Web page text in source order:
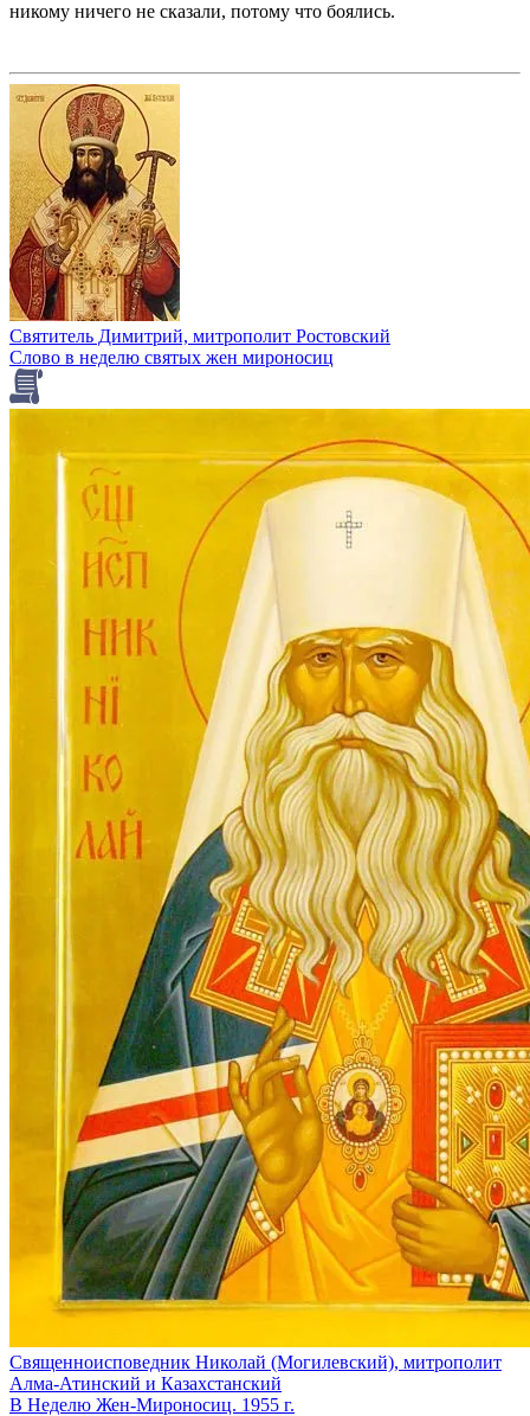
никому ничего не сказали, потому что боялись.
Святитель Димитрий, митрополит Ростовский
Слово в неделю святых жен мироносиц
Священноисповедник Николай (Могилевский), митрополит
Алма-Атинский и Казахстанский
В Неделю Жен-Мироносиц. 1955 г.